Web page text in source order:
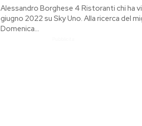
Alessandro Borghese 4 Ristoranti chi ha
giugno 2022 su Sky Uno. Alla ricerca del
Domenica...